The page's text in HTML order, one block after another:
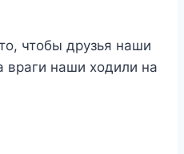
чтобы друзья наши
враги наши ходили на